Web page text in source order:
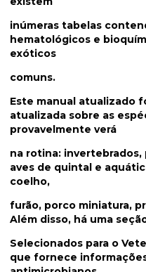
inúmeras tabelas
hematológicos e
exóticos
comuns.
Este manual atualizado
atualizada sobre as
provavelmente verá
na rotina: invertebrados,
aves de quintal e
coelho,
furão, porco miniatura,
Além disso, há uma
Selecionados para o
que fornece